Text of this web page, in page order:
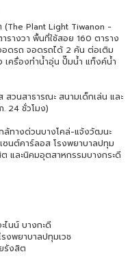
Plant Light Tiwanon -
รางวา พื้นที่ใช้สอย 160 ตาราง
ดรถ จอดรถได้ 2 คัน ต่อเติม
เครื่องทำน้ำอุ่น ปั๊มน้ำ แท็งค์น้ำ
สวนสาธารณะ สนามเด็กเล่น และ
24 ชั่วโมง)
ล้ทางด่วนบางโคล่-แจ้งวัฒนะ
ซนต์คาร์ลอส โรงพยาบาลปทุม
และนิคมอุตสาหกรรมบางกระดี
ไนน์ บางกะดี
งพยาบาลปทุมเวช
รังสิต